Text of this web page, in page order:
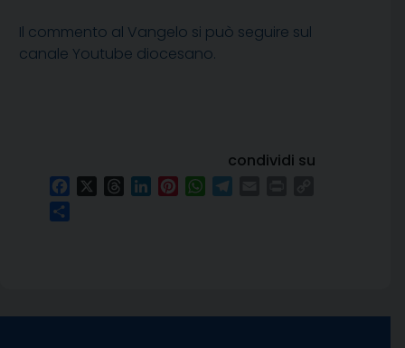
Il commento al Vangelo si può seguire sul
canale Youtube diocesano.
condividi su
FacebookThreadsLinkedInPinterestWhatsApp